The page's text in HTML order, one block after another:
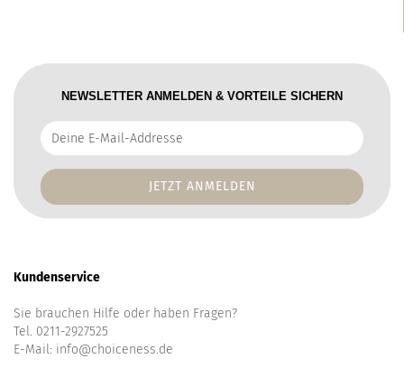
NEWSLETTER ANMELDEN & VORTEILE SICHERN
Deine
E-
Addresse
Kundenservice
Sie brauchen Hilfe oder haben Fragen?
Tel. 0211-2927525
E-Mail: info@choiceness.de